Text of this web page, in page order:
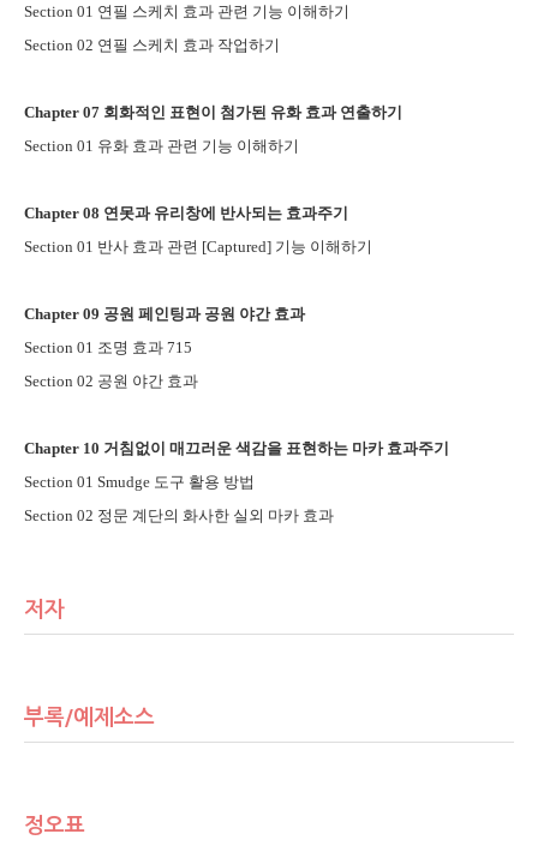
Section 01 연필 스케치 효과 관련 기능 이해하기
Section 02 연필 스케치 효과 작업하기
Chapter 07 회화적인 표현이 첨가된 유화 효과 연출하기
Section 01 유화 효과 관련 기능 이해하기
Chapter 08 연못과 유리창에 반사되는 효과주기
Section 01 반사 효과 관련 [Captured] 기능 이해하기
Chapter 09 공원 페인팅과 공원 야간 효과
Section 01 조명 효과 715
Section 02 공원 야간 효과
Chapter 10 거침없이 매끄러운 색감을 표현하는 마카 효과주기
Section 01 Smudge 도구 활용 방법
Section 02 정문 계단의 화사한 실외 마카 효과
저자
부록/예제소스
정오표